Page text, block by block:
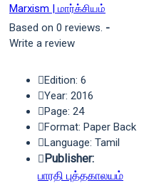
Marxism | மார்க்சியம்
Based on 0 reviews. -
Write a review
Edition: 6
Year: 2016
Page: 24
Format: Paper Back
Language: Tamil
Publisher:
பாரதி புத்தகாலயம்